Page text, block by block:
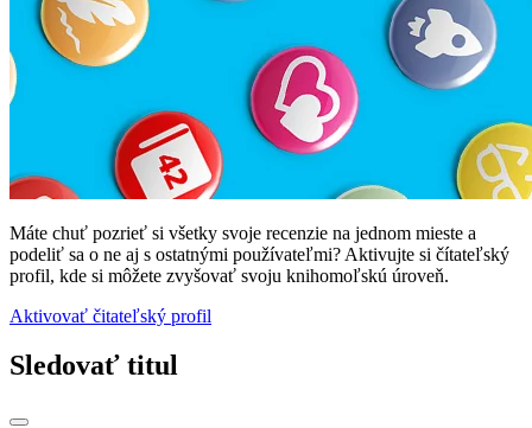
Máte chuť pozrieť si všetky svoje recenzie na jednom mieste a
podeliť sa o ne aj s ostatnými používateľmi? Aktivujte si čítateľský
profil, kde si môžete zvyšovať svoju knihomoľskú úroveň.
Aktivovať čitateľský profil
Sledovať titul